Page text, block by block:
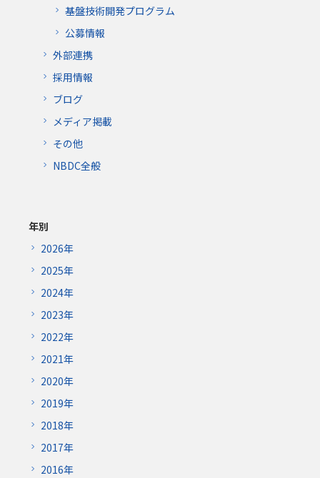
基盤技術開発プログラム
公募情報
外部連携
採用情報
ブログ
メディア掲載
その他
NBDC全般
年別
2026年
2025年
2024年
2023年
2022年
2021年
2020年
2019年
2018年
2017年
2016年